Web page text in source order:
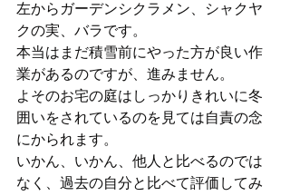
左からガーデンシクラメン、シャクヤ
クの実、バラです。
本当はまだ積雪前にやった方が良い作
業があるのですが、進みません。
よそのお宅の庭はしっかりきれいに冬
囲いをされているのを見ては自責の念
にかられます。
いかん、いかん、他人と比べるのでは
なく、過去の自分と比べて評価してみ